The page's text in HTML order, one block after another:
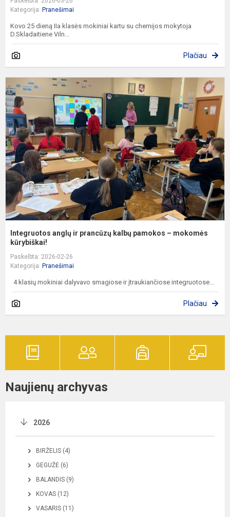
Kategorija: Pranešimai
Kovo 25 dieną IIa klasės mokiniai kartu su chemijos mokytoja
D.Skladaitiene Viln...
Plačiau
Integruotos anglų ir prancūzų kalbų pamokos – mokomės
kūrybiškai!
Paskelbta: 2026-02-26
Kategorija: Pranešimai
4 klasių mokiniai dalyvavo smagiose ir įtraukiančiose integruotose...
Plačiau
Naujienų archyvas
2026
BIRŽELIS (4)
GEGUŽĖ (6)
BALANDIS (9)
KOVAS (12)
VASARIS (11)